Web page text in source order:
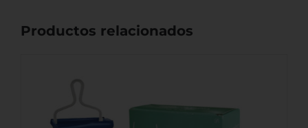
Productos relacionados